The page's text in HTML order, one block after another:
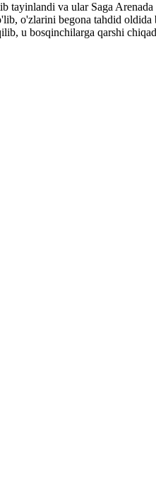
tayinlandi va ular Saga
o'zlarini begona tahdid
u bosqinchilarga qarshi